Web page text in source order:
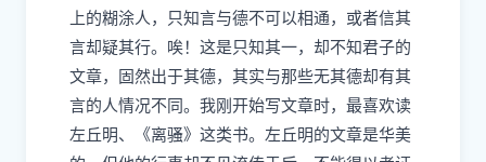
上的糊涂人，只知言与德不可以相通，或者信其
言却疑其行。唉！这是只知其一，却不知君子的
文章，固然出于其德，其实与那些无其德却有其
言的人情况不同。我刚开始写文章时，最喜欢读
左丘明、《离骚》这类书。左丘明的文章是华美